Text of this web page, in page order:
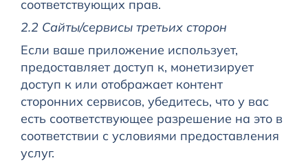
соответствующих прав.
2.2 Сайты/сервисы третьих сторон
Если ваше приложение использует,
предоставляет доступ к, монетизирует
доступ к или отображает контент
сторонних сервисов, убедитесь, что у вас
есть соответствующее разрешение на это в
соответствии с условиями предоставления
услуг.